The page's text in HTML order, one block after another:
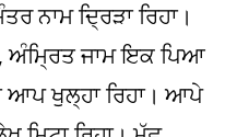
ਨਾਮ ਦ੍ਰਿੜਾ ਰਿਹਾ।
ਅੰਮ੍ਰਿਤ ਜਾਮ ਇਕ ਪਿਆ
ਆਪ ਖੁਲ੍ਹਾ ਰਿਹਾ। ਆਪੇ